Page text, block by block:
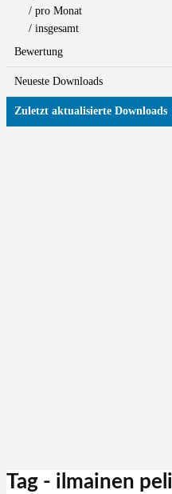
/ pro Monat
/ insgesamt
Bewertung
Neueste Downloads
Zuletzt aktualisierte Downloads
Tag - ilmainen peli